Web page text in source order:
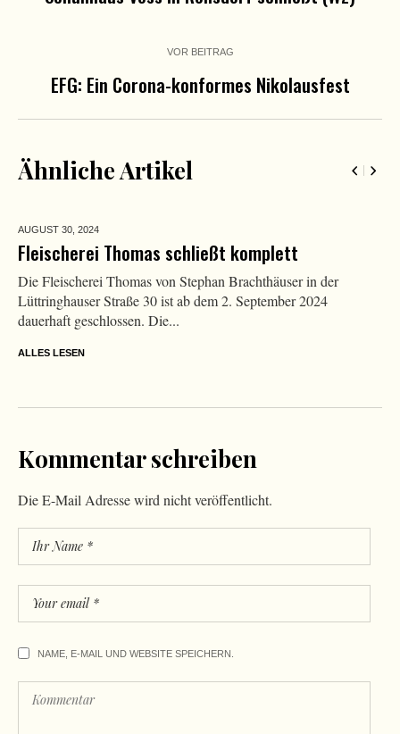
VOR BEITRAG
EFG: Ein Corona-konformes Nikolausfest
Ähnliche Artikel
AUGUST 30, 2024
Fleischerei Thomas schließt komplett
Die Fleischerei Thomas von Stephan Brachthäuser in der
Lüttringhauser Straße 30 ist ab dem 2. September 2024
dauerhaft geschlossen. Die...
ALLES LESEN
Kommentar schreiben
Die E-Mail Adresse wird nicht veröffentlicht.
NAME, E-MAIL UND WEBSITE SPEICHERN.